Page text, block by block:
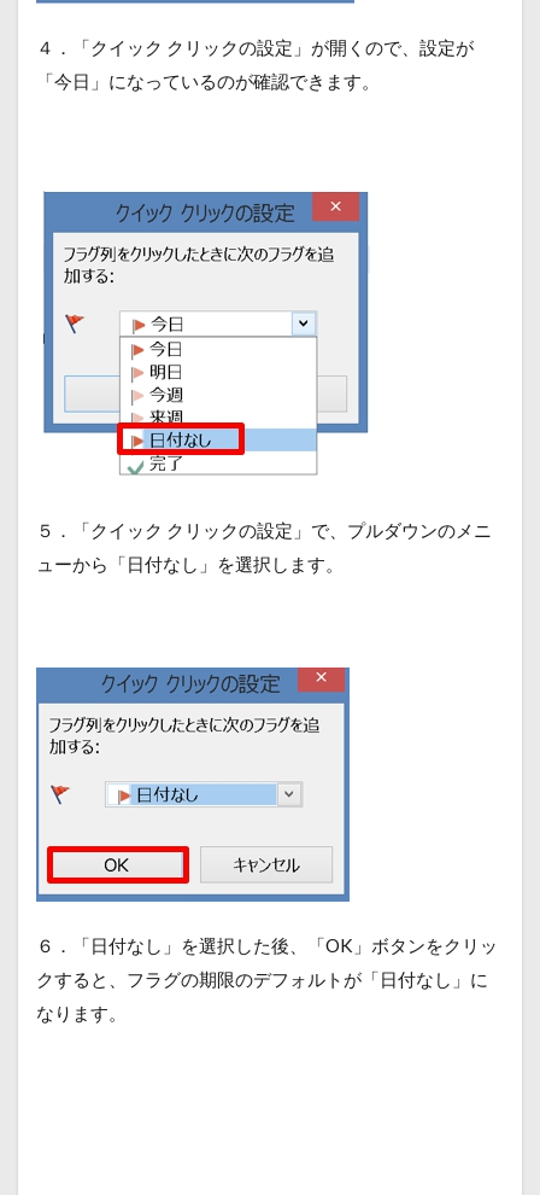
４．「クイック クリックの設定」が開くので、設定が
「今日」になっているのが確認できます。
５．「クイック クリックの設定」で、プルダウンのメニ
ューから「日付なし」を選択します。
６．「日付なし」を選択した後、「OK」ボタンをクリッ
クすると、フラグの期限のデフォルトが「日付なし」に
なります。